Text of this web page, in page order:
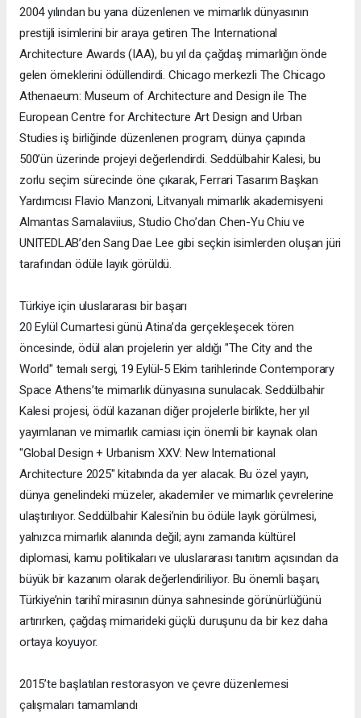
2004 yılından bu yana düzenlenen ve mimarlık dünyasının
prestijli isimlerini bir araya getiren The International
Architecture Awards (IAA), bu yıl da çağdaş mimarlığın önde
gelen örneklerini ödüllendirdi. Chicago merkezli The Chicago
Athenaeum: Museum of Architecture and Design ile The
European Centre for Architecture Art Design and Urban
Studies iş birliğinde düzenlenen program, dünya çapında
500’ün üzerinde projeyi değerlendirdi. Seddülbahir Kalesi, bu
zorlu seçim sürecinde öne çıkarak, Ferrari Tasarım Başkan
Yardımcısı Flavio Manzoni, Litvanyalı mimarlık akademisyeni
Almantas Samalaviius, Studio Cho’dan Chen-Yu Chiu ve
UNITEDLAB’den Sang Dae Lee gibi seçkin isimlerden oluşan jüri
tarafından ödüle layık görüldü.
Türkiye için uluslararası bir başarı
20 Eylül Cumartesi günü Atina’da gerçekleşecek tören
öncesinde, ödül alan projelerin yer aldığı "The City and the
World" temalı sergi, 19 Eylül-5 Ekim tarihlerinde Contemporary
Space Athens’te mimarlık dünyasına sunulacak. Seddülbahir
Kalesi projesi, ödül kazanan diğer projelerle birlikte, her yıl
yayımlanan ve mimarlık camiası için önemli bir kaynak olan
"Global Design + Urbanism XXV: New International
Architecture 2025" kitabında da yer alacak. Bu özel yayın,
dünya genelindeki müzeler, akademiler ve mimarlık çevrelerine
ulaştırılıyor. Seddülbahir Kalesi’nin bu ödüle layık görülmesi,
yalnızca mimarlık alanında değil; aynı zamanda kültürel
diplomasi, kamu politikaları ve uluslararası tanıtım açısından da
büyük bir kazanım olarak değerlendiriliyor. Bu önemli başarı,
Türkiye’nin tarihî mirasının dünya sahnesinde görünürlüğünü
artırırken, çağdaş mimarideki güçlü duruşunu da bir kez daha
ortaya koyuyor.
2015’te başlatılan restorasyon ve çevre düzenlemesi
çalışmaları tamamlandı